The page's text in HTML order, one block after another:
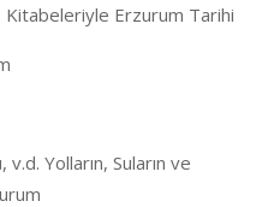
Kitabeleriyle Erzurum Tarihi
Yolların, Suların ve